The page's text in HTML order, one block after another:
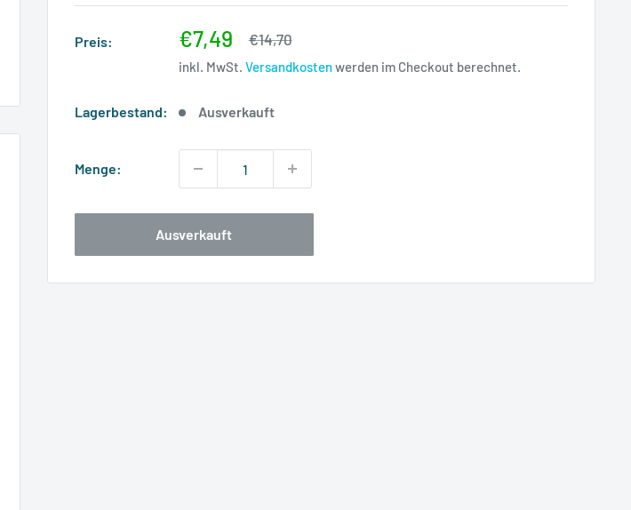
Preis: Sonderpreis
€7,49 Normalpreis
€14,70
inkl. MwSt. Versandkostenwerden im Checkout berechnet.
Lagerbestand: Ausverkauft
Menge:
Ausverkauft